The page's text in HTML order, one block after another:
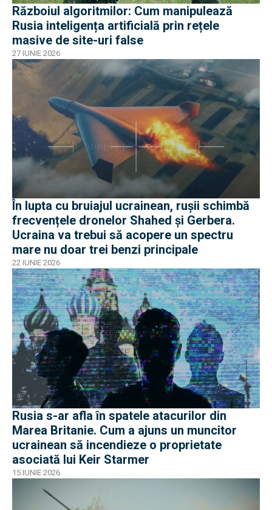
Războiul algoritmilor: Cum manipulează
Rusia inteligența artificială prin rețele
masive de site-uri false
27 IUNIE 2026
În lupta cu bruiajul ucrainean, rușii schimbă
frecvențele dronelor Shahed și Gerbera.
Ucraina va trebui să acopere un spectru
mare nu doar trei benzi principale
22 IUNIE 2026
Rusia s-ar afla în spatele atacurilor din
Marea Britanie. Cum a ajuns un muncitor
ucrainean să incendieze o proprietate
asociată lui Keir Starmer
15 IUNIE 2026